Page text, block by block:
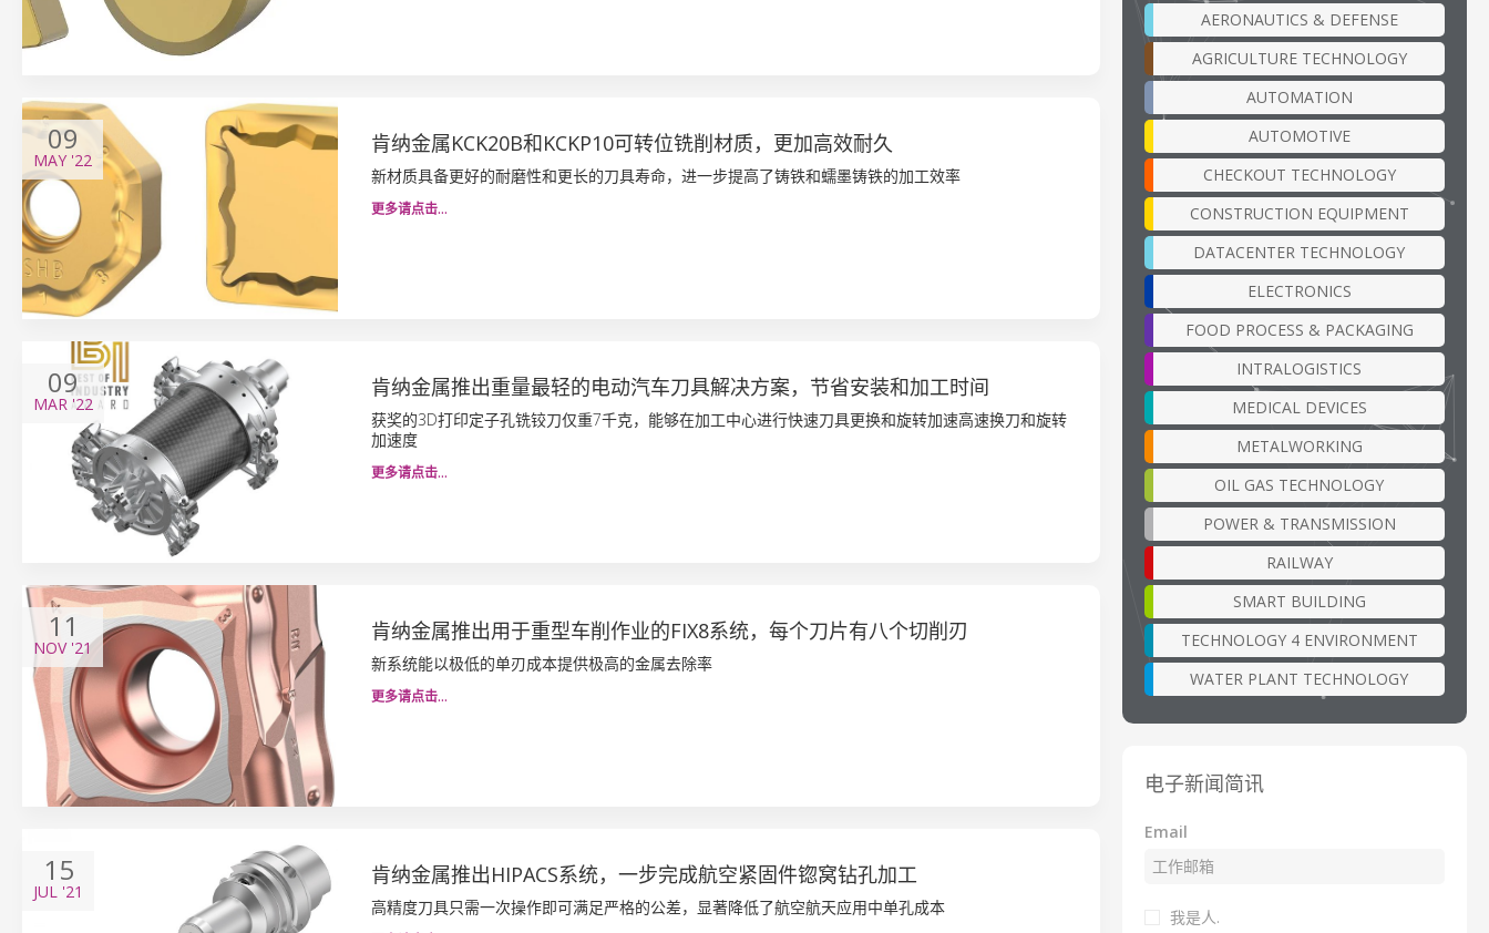
09
MAY '22
肯纳金属KCK20B和KCKP10可转位铣削材质，更加高效耐久
新材质具备更好的耐磨性和更长的刀具寿命，进一步提高了铸铁和蠕墨铸铁的加工效率
更多请点击…
09
MAR '22
肯纳金属推出重量最轻的电动汽车刀具解决方案，节省安装和加工时间
获奖的3D打印定子孔铣铰刀仅重7千克，能够在加工中心进行快速刀具更换和旋转加速高速换刀和旋转
加速度
更多请点击…
11
NOV'21
肯纳金属推出用于重型车削作业的FIX8系统，每个刀片有八个切削刃
新系统能以极低的单刃成本提供极高的金属去除率
更多请点击…
15
JUL '21
肯纳金属推出HIPACS系统，一步完成航空紧固件锪窝钻孔加工
高精度刀具只需一次操作即可满足严格的公差，显著降低了航空航天应用中单孔成本
AERONAUTICS & DEFENSE
AGRICULTURE TECHNOLOGY
AUTOMATION
AUTOMOTIVE
CHECKOUT TECHNOLOGY
CONSTRUCTION EQUIPMENT
DATACENTER TECHNOLOGY
ELECTRONICS
FOOD PROCESS & PACKAGING
INTRALOGISTICS
MEDICAL DEVICES
METALWORKING
OIL GAS TECHNOLOGY
POWER & TRANSMISSION
RAILWAY
SMART BUILDING
TECHNOLOGY 4 ENVIRONMENT
WATER PLANT TECHNOLOGY
电子新闻简讯
Email
我是人.